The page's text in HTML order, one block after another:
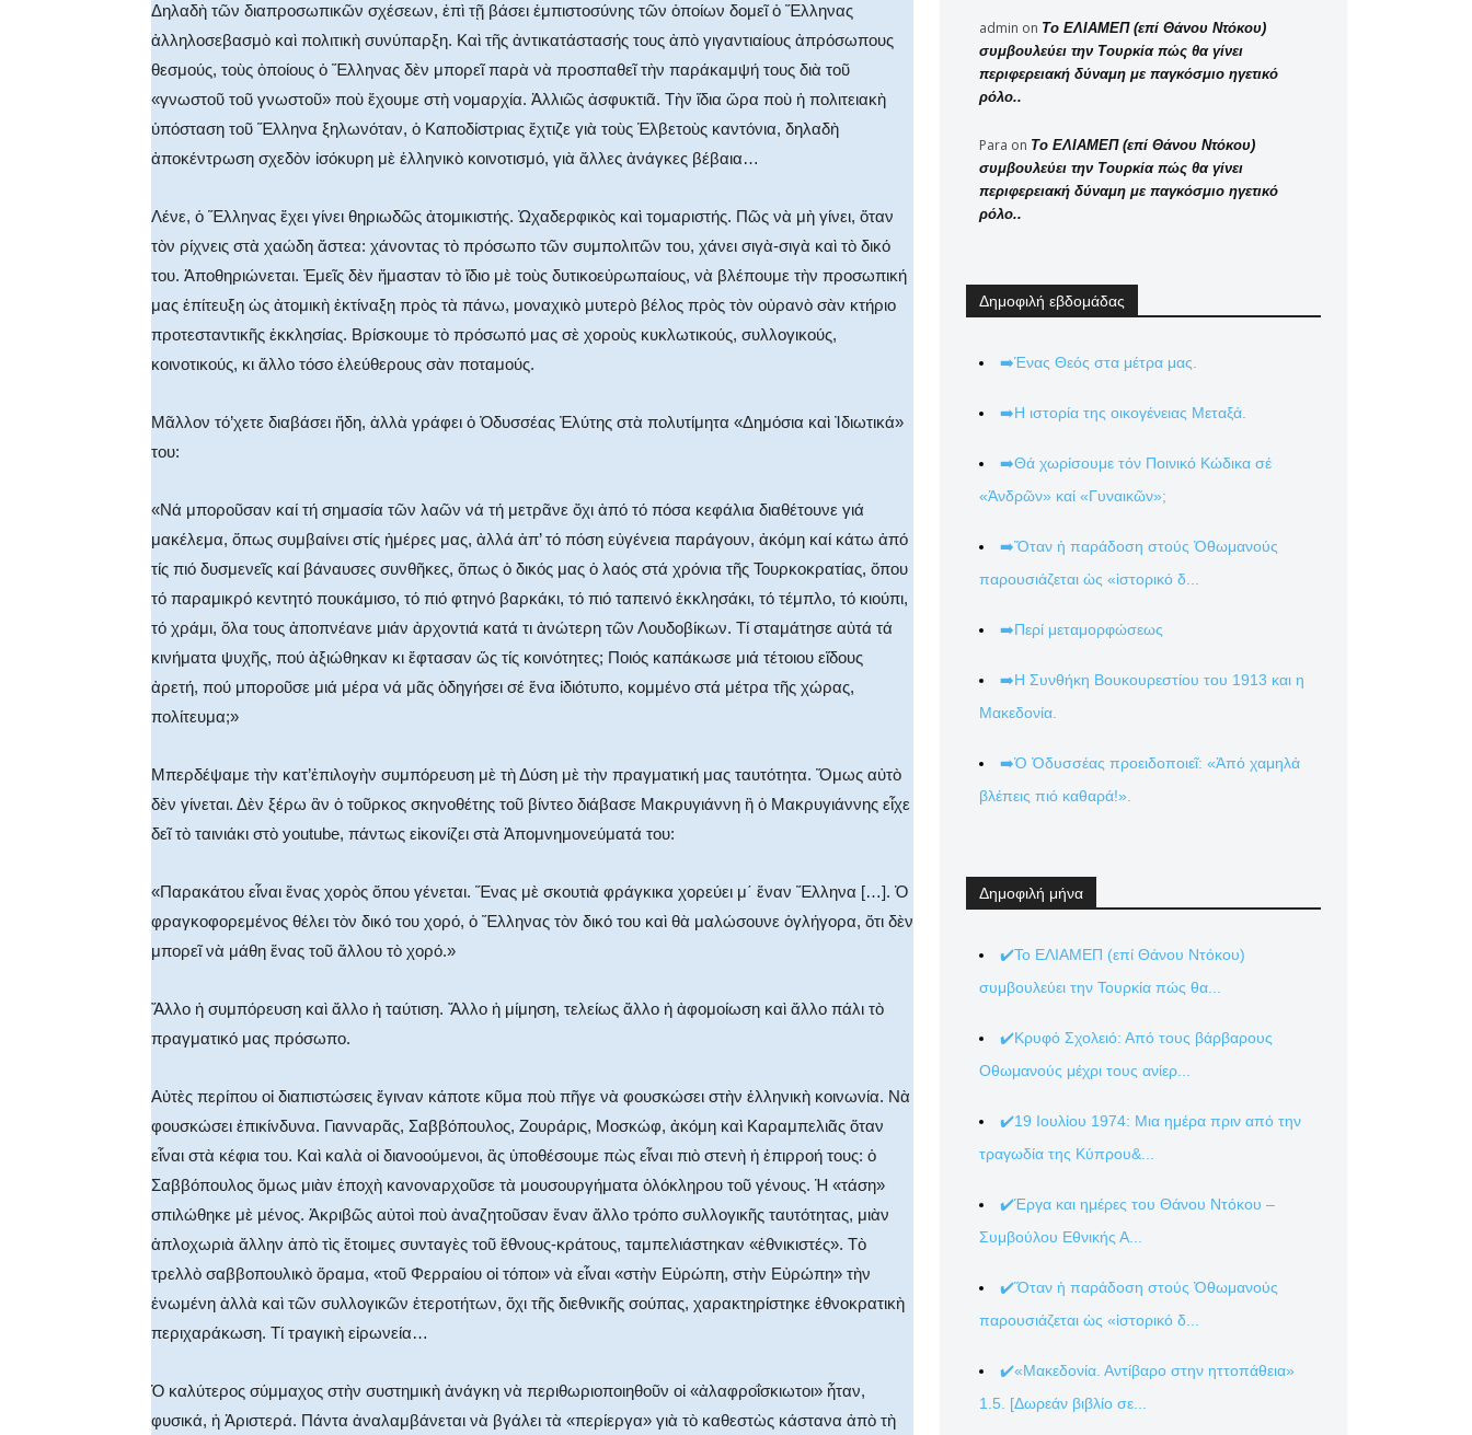
Δηλαδὴ τῶν διαπροσωπικῶν σχέσεων, ἐπὶ τῇ βάσει ἐμπιστοσύνης τῶν ὁποίων δομεῖ ὁ Ἕλληνας
ἀλληλοσεβασμὸ καὶ πολιτικὴ συνύπαρξη. Καὶ τῆς ἀντικατάστασής τους ἀπὸ γιγαντιαίους ἀπρόσωπους
θεσμούς, τοὺς ὁποίους ὁ Ἕλληνας δὲν μπορεῖ παρὰ νὰ προσπαθεῖ τὴν παράκαμψή τους διὰ τοῦ
«γνωστοῦ τοῦ γνωστοῦ» ποὺ ἔχουμε στὴ νομαρχία. Ἀλλιῶς ἀσφυκτιᾶ. Τὴν ἴδια ὥρα ποὺ ἡ πολιτειακὴ
ὑπόσταση τοῦ Ἕλληνα ξηλωνόταν, ὁ Καποδίστριας ἔχτιζε γιὰ τοὺς Ἑλβετοὺς καντόνια, δηλαδὴ
ἀποκέντρωση σχεδὸν ἰσόκυρη μὲ ἑλληνικὸ κοινοτισμό, γιὰ ἄλλες ἀνάγκες βέβαια…
Λένε, ὁ Ἕλληνας ἔχει γίνει θηριωδῶς ἀτομικιστής. Ὠχαδερφικὸς καὶ τομαριστής. Πῶς νὰ μὴ γίνει, ὅταν
τὸν ρίχνεις στὰ χαώδη ἄστεα: χάνοντας τὸ πρόσωπο τῶν συμπολιτῶν του, χάνει σιγὰ-σιγὰ καὶ τὸ δικό
του. Ἀποθηριώνεται. Ἐμεῖς δὲν ἤμασταν τὸ ἴδιο μὲ τοὺς δυτικοεὐρωπαίους, νὰ βλέπουμε τὴν προσωπική
μας ἐπίτευξη ὡς ἀτομικὴ ἐκτίναξη πρὸς τὰ πάνω, μοναχικὸ μυτερὸ βέλος πρὸς τὸν οὐρανὸ σὰν κτήριο
προτεσταντικῆς ἐκκλησίας. Βρίσκουμε τὸ πρόσωπό μας σὲ χοροὺς κυκλωτικούς, συλλογικούς,
κοινοτικούς, κι ἄλλο τόσο ἐλεύθερους σὰν ποταμούς.
Μᾶλλον τό’χετε διαβάσει ἤδη, ἀλλὰ γράφει ὁ Ὀδυσσέας Ἐλύτης στὰ πολυτίμητα «Δημόσια καὶ Ἰδιωτικά»
του:
«Νά μποροῦσαν καί τή σημασία τῶν λαῶν νά τή μετρᾶνε ὄχι ἀπό τό πόσα κεφάλια διαθέτουνε γιά
μακέλεμα, ὅπως συμβαίνει στίς ἡμέρες μας, ἀλλά ἀπ’ τό πόση εὐγένεια παράγουν, ἀκόμη καί κάτω ἀπό
τίς πιό δυσμενεῖς καί βάναυσες συνθῆκες, ὅπως ὁ δικός μας ὁ λαός στά χρόνια τῆς Τουρκοκρατίας, ὅπου
τό παραμικρό κεντητό πουκάμισο, τό πιό φτηνό βαρκάκι, τό πιό ταπεινό ἐκκλησάκι, τό τέμπλο, τό κιούπι,
τό χράμι, ὅλα τους ἀποπνέανε μιάν ἀρχοντιά κατά τι ἀνώτερη τῶν Λουδοβίκων. Τί σταμάτησε αὐτά τά
κινήματα ψυχῆς, πού ἀξιώθηκαν κι ἔφτασαν ὥς τίς κοινότητες; Ποιός καπάκωσε μιά τέτοιου εἴδους
ἀρετή, πού μποροῦσε μιά μέρα νά μᾶς ὁδηγήσει σέ ἕνα ἰδιότυπο, κομμένο στά μέτρα τῆς χώρας,
πολίτευμα;»
Μπερδέψαμε τὴν κατ’ἐπιλογὴν συμπόρευση μὲ τὴ Δύση μὲ τὴν πραγματική μας ταυτότητα. Ὅμως αὐτὸ
δὲν γίνεται. Δὲν ξέρω ἂν ὁ τοῦρκος σκηνοθέτης τοῦ βίντεο διάβασε Μακρυγιάννη ἢ ὁ Μακρυγιάννης εἶχε
δεῖ τὸ ταινιάκι στὸ youtube, πάντως εἰκονίζει στὰ Ἀπομνημονεύματά του:
«Παρακάτου εἶναι ἕνας χορὸς ὅπου γένεται. Ἕνας μὲ σκουτιὰ φράγκικα χορεύει μ΄ ἕναν Ἕλληνα […]. Ὁ
φραγκοφορεμένος θέλει τὸν δικό του χορό, ὁ Ἕλληνας τὸν δικό του καὶ θὰ μαλώσουνε ὁγλήγορα, ὅτι δὲν
μπορεῖ νὰ μάθη ἕνας τοῦ ἄλλου τὸ χορό.»
Ἄλλο ἡ συμπόρευση καὶ ἄλλο ἠ ταύτιση. Ἄλλο ἡ μίμηση, τελείως ἄλλο ἡ ἀφομοίωση καὶ ἄλλο πάλι τὸ
πραγματικό μας πρόσωπο.
Αὐτὲς περίπου οἱ διαπιστώσεις ἔγιναν κάποτε κῦμα ποὺ πῆγε νὰ φουσκώσει στὴν ἑλληνικὴ κοινωνία. Νὰ
φουσκώσει ἐπικίνδυνα. Γιανναρᾶς, Σαββόπουλος, Ζουράρις, Μοσκώφ, ἀκόμη καὶ Καραμπελιᾶς ὅταν
εἶναι στὰ κέφια του. Καὶ καλὰ οἱ διανοούμενοι, ἂς ὑποθέσουμε πὼς εἶναι πιὸ στενὴ ἡ ἐπιρροή τους: ὁ
Σαββόπουλος ὅμως μιὰν ἐποχὴ κανοναρχοῦσε τὰ μουσουργήματα ὁλόκληρου τοῦ γένους. Ἡ «τάση»
σπιλώθηκε μὲ μένος. Ἀκριβῶς αὐτοὶ ποὺ ἀναζητοῦσαν ἕναν ἄλλο τρόπο συλλογικῆς ταυτότητας, μιὰν
ἁπλοχωριὰ ἄλλην ἀπὸ τὶς ἕτοιμες συνταγὲς τοῦ ἔθνους-κράτους, ταμπελιάστηκαν «ἐθνικιστές». Τὸ
τρελλὸ σαββοπουλικὸ ὅραμα, «τοῦ Φερραίου οἱ τόποι» νὰ εἶναι «στὴν Εὐρώπη, στὴν Εὐρώπη» τὴν
ἑνωμένη ἀλλὰ καὶ τῶν συλλογικῶν ἑτεροτήτων, ὄχι τῆς διεθνικῆς σούπας, χαρακτηρίστηκε ἐθνοκρατικὴ
περιχαράκωση. Τί τραγικὴ εἰρωνεία…
Ὁ καλύτερος σύμμαχος στὴν συστημικὴ ἀνάγκη νὰ περιθωριοποιηθοῦν οἱ «ἀλαφροΐσκιωτοι» ἦταν,
φυσικά, ἡ Ἀριστερά. Πάντα ἀναλαμβάνεται νὰ βγάλει τὰ «περίεργα» γιὰ τὸ καθεστὼς κάστανα ἀπὸ τὴ
admin on Το ΕΛΙΑΜΕΠ (επί Θάνου Ντόκου)
συμβουλεύει την Τουρκία πώς θα γίνει
περιφερειακή δύναμη με παγκόσμιο ηγετικό
ρόλο..
Para on Το ΕΛΙΑΜΕΠ (επί Θάνου Ντόκου)
συμβουλεύει την Τουρκία πώς θα γίνει
περιφερειακή δύναμη με παγκόσμιο ηγετικό
ρόλο..
Δημοφιλή εβδομάδας
➡️Ένας Θεός στα μέτρα μας.
➡️Η ιστορία της οικογένειας Μεταξά.
➡️Θά χωρίσουμε τόν Ποινικό Κώδικα σέ
«Ἀνδρῶν» καί «Γυναικῶν»;
➡️Ὅταν ἡ παράδοση στούς Ὀθωμανούς
παρουσιάζεται ὡς «ἱστορικό δ...
➡️Περί μεταμορφώσεως
➡️Η Συνθήκη Βουκουρεστίου του 1913 και η
Μακεδονία.
➡️Ὁ Ὀδυσσέας προειδοποιεῖ: «Ἀπό χαμηλά
βλέπεις πιό καθαρά!».
Δημοφιλή μήνα
✔️Το ΕΛΙΑΜΕΠ (επί Θάνου Ντόκου)
συμβουλεύει την Τουρκία πώς θα...
✔️Κρυφό Σχολειό: Από τους βάρβαρους
Οθωμανούς μέχρι τους ανίερ...
✔️19 Ιουλίου 1974: Μια ημέρα πριν από την
τραγωδία της Κύπρου&...
✔️Έργα και ημέρες του Θάνου Ντόκου –
Συμβούλου Εθνικής Α...
✔️Ὅταν ἡ παράδοση στούς Ὀθωμανούς
παρουσιάζεται ὡς «ἱστορικό δ...
✔️«Μακεδονία. Αντίβαρο στην ηττοπάθεια»
1.5. [Δωρεάν βιβλίο σε...